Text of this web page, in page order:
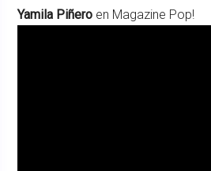
Yamila Piñero en Magazine Pop!